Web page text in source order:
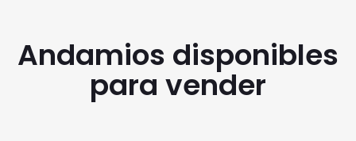
Andamios disponibles
para vender